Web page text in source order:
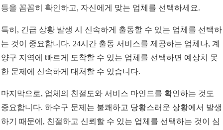
등을 꼼꼼히 확인하고, 자신에게 맞는 업체를 선택하세요.
특히, 긴급 상황 발생 시 신속하게 출동할 수 있는 업체를 선택하
는 것이 중요합니다. 24시간 출동 서비스를 제공하는 업체나, 계
양구 지역에 빠르게 도착할 수 있는 업체를 선택하면 예상치 못
한 문제에 신속하게 대처할 수 있습니다.
마지막으로, 업체의 친절도와 서비스 마인드를 확인하는 것도
중요합니다. 하수구 문제는 불쾌하고 당황스러운 상황에서 발생
하기 때문에, 친절하고 신뢰할 수 있는 업체를 선택하는 것이 심